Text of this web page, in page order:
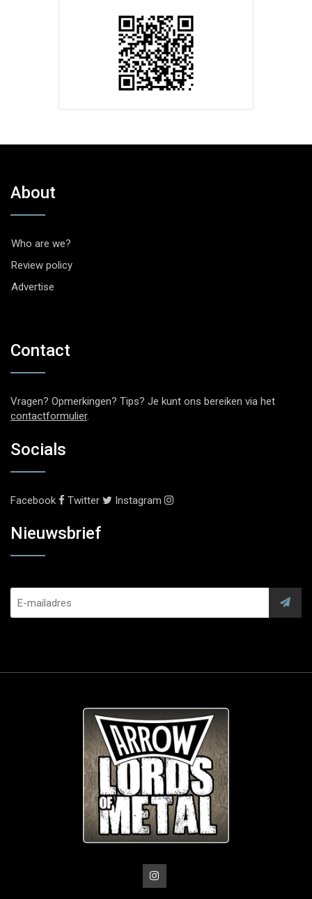
About
Who are we?
Review policy
Advertise
Contact
Vragen? Opmerkingen? Tips? Je kunt ons bereiken via het
contactformulier.
Socials
Facebook Twitter Instagram
Nieuwsbrief